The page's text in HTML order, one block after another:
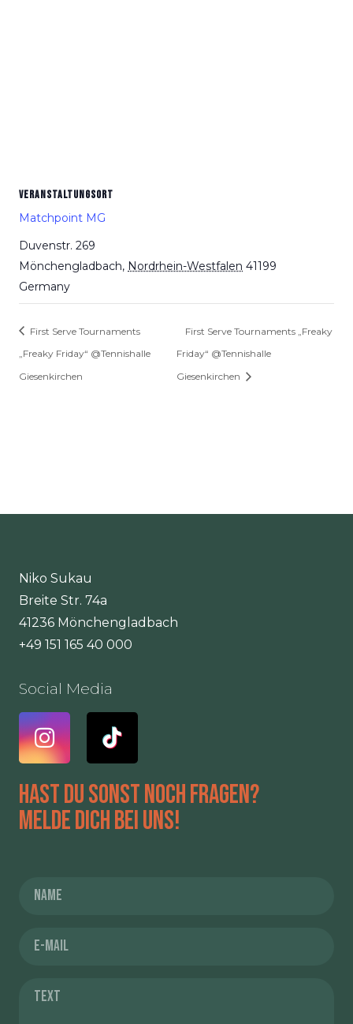
VERANSTALTUNGSORT
Matchpoint MG
Duvenstr. 269
Mönchengladbach, Nordrhein-Westfalen 41199
Germany
First Serve Tournaments
„Freaky Friday“ @Tennishalle
Giesenkirchen
First Serve Tournaments „Freaky
Friday“ @Tennishalle
Giesenkirchen
Niko Sukau
Breite Str. 74a
41236 Mönchengladbach
+49 151 165 40 000
Social Media
Hast du sonst noch Fragen?
Melde dich bei uns!